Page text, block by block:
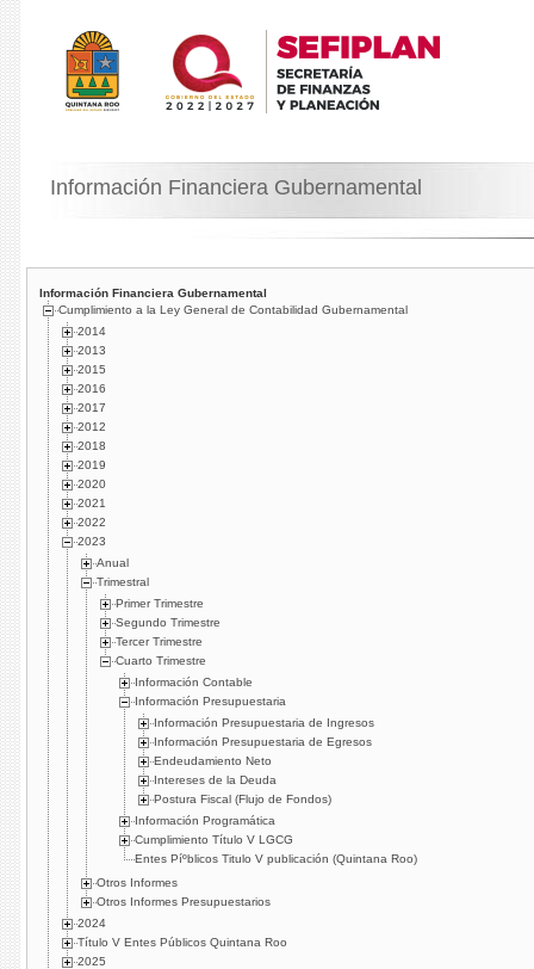
Información Financiera Gubernamental
Información Financiera Gubernamental
Cumplimiento a la Ley General de Contabilidad Gubernamental
2014
2013
2015
2016
2017
2012
2018
2019
2020
2021
2022
2023
Anual
Trimestral
Primer Trimestre
Segundo Trimestre
Tercer Trimestre
Cuarto Trimestre
Información Contable
Información Presupuestaria
Información Presupuestaria de Ingresos
Información Presupuestaria de Egresos
Endeudamiento Neto
Intereses de la Deuda
Postura Fiscal (Flujo de Fondos)
Información Programática
Cumplimiento Tí­tulo V LGCG
Entes Píºblicos Titulo V publicación (Quintana Roo)
Otros Informes
Otros Informes Presupuestarios
2024
Título V Entes Públicos Quintana Roo
2025